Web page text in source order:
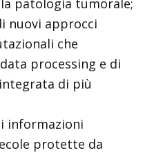
patologia tumorale;
nuovi approcci
che
processing e di
di più
informazioni
protette da